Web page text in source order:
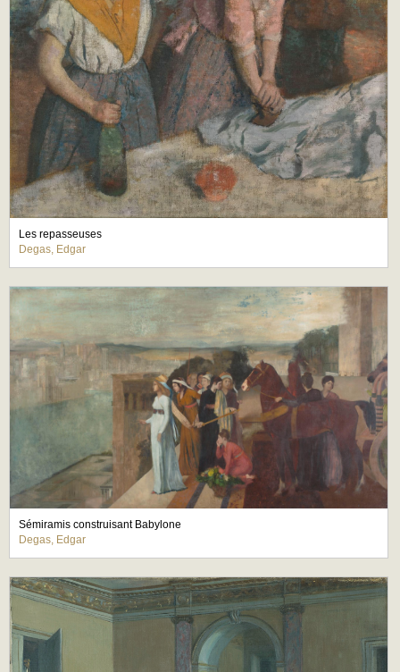
Les repasseuses
Degas, Edgar
Sémiramis construisant Babylone
Degas, Edgar